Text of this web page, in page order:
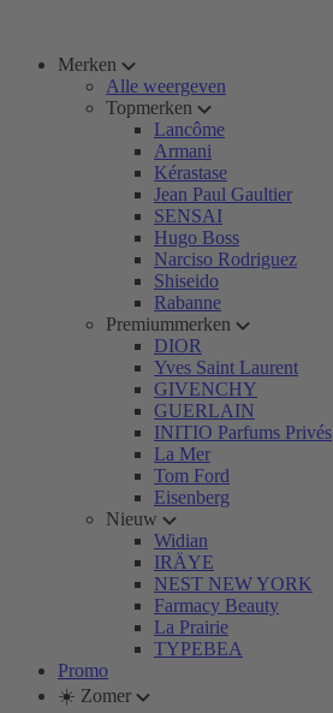
Merken
Alle weergeven
Topmerken
Lancôme
Armani
Kérastase
Jean Paul Gaultier
SENSAI
Hugo Boss
Narciso Rodriguez
Shiseido
Rabanne
Premiummerken
DIOR
Yves Saint Laurent
GIVENCHY
GUERLAIN
INITIO Parfums Privés
La Mer
Tom Ford
Eisenberg
Nieuw
Widian
IRÄYE
NEST NEW YORK
Farmacy Beauty
La Prairie
TYPEBEA
Promo
☀️ Zomer